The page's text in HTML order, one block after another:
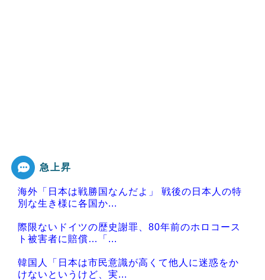
急上昇
海外「日本は戦勝国なんだよ」 戦後の日本人の特
別な生き様に各国か...
際限ないドイツの歴史謝罪、80年前のホロコース
ト被害者に賠償…「...
韓国人「日本は市民意識が高くて他人に迷惑をか
けないというけど、実...